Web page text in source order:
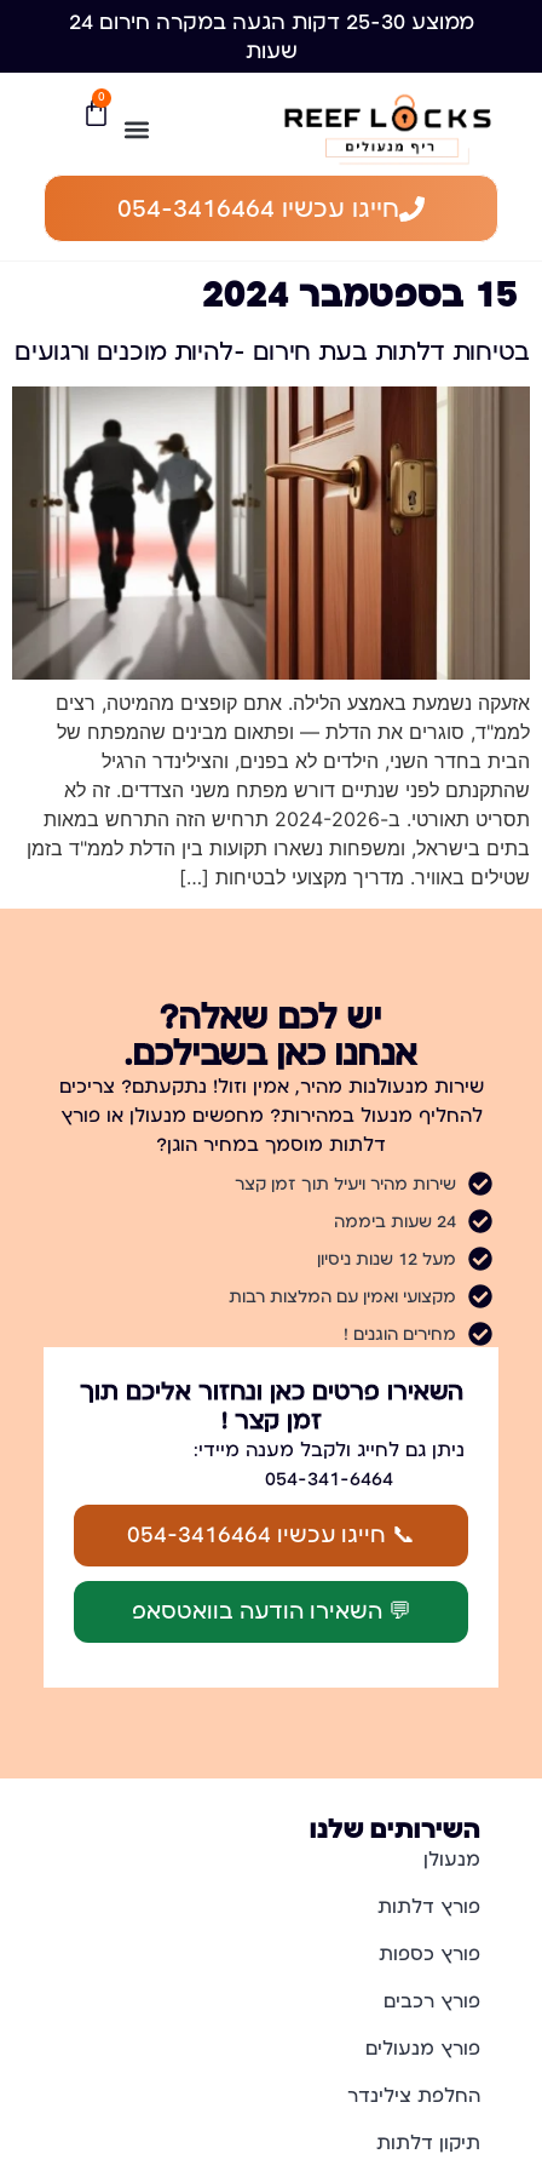
ממוצע 25-30 דקות הגעה במקרה חירום 24
שעות
0
חייגו עכשיו 054-3416464
15 בספטמבר 2024
בטיחות דלתות בעת חירום -להיות מוכנים ורגועים
אזעקה נשמעת באמצע הלילה. אתם קופצים מהמיטה, רצים
לממ"ד, סוגרים את הדלת — ופתאום מבינים שהמפתח של
הבית בחדר השני, הילדים לא בפנים, והצילינדר הרגיל
שהתקנתם לפני שנתיים דורש מפתח משני הצדדים. זה לא
תסריט תאורטי. ב-2024-2026 תרחיש הזה התרחש במאות
בתים בישראל, ומשפחות נשארו תקועות בין הדלת לממ"ד בזמן
שטילים באוויר. מדריך מקצועי לבטיחות […]
יש לכם שאלה?
אנחנו כאן בשבילכם.
שירות מנעולנות מהיר, אמין וזול! נתקעתם? צריכים
להחליף מנעול במהירות? מחפשים מנעולן או פורץ
דלתות מוסמך במחיר הוגן?
שירות מהיר ויעיל תוך זמן קצר
24 שעות ביממה
מעל 12 שנות ניסיון
מקצועי ואמין עם המלצות רבות
מחירים הוגנים !
השאירו פרטים כאן ונחזור אליכם תוך
זמן קצר !
ניתן גם לחייג ולקבל מענה מיידי:
054-341-6464
📞 חייגו עכשיו 054-3416464
💬 השאירו הודעה בוואטסאפ
השירותים שלנו
מנעולן
פורץ דלתות
פורץ כספות
פורץ רכבים
פורץ מנעולים
החלפת צילינדר
תיקון דלתות